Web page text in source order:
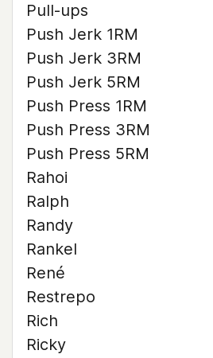
Pull-ups
Push Jerk 1RM
Push Jerk 3RM
Push Jerk 5RM
Push Press 1RM
Push Press 3RM
Push Press 5RM
Rahoi
Ralph
Randy
Rankel
René
Restrepo
Rich
Ricky